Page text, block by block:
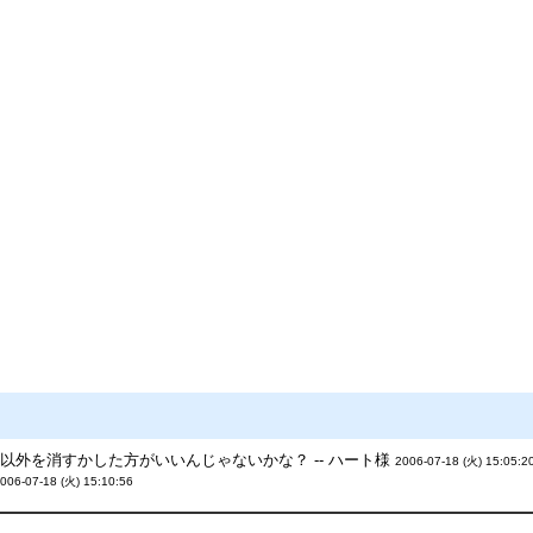
外を消すかした方がいいんじゃないかな？ -- ハート様2006-07-18 (火)
07-18 (火) 15:10:56